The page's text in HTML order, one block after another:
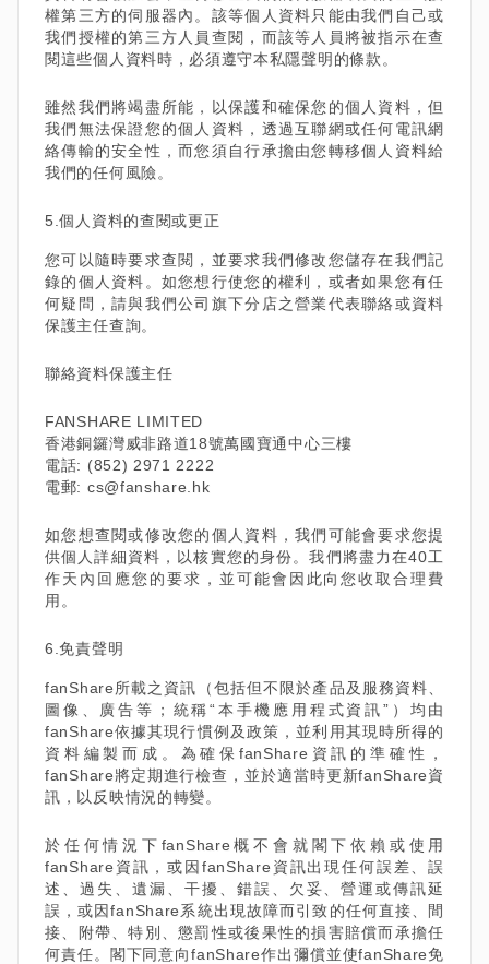
權第三方的伺服器內。該等個人資料只能由我們自己或
我們授權的第三方人員查閱，而該等人員將被指示在查
閱這些個人資料時，必須遵守本私隱聲明的條款。
雖然我們將竭盡所能，以保護和確保您的個人資料，但
我們無法保證您的個人資料，透過互聯網或任何電訊網
絡傳輸的安全性，而您須自行承擔由您轉移個人資料給
我們的任何風險。
5.個人資料的查閱或更正
您可以隨時要求查閱，並要求我們修改您儲存在我們記
錄的個人資料。如您想行使您的權利，或者如果您有任
何疑問，請與我們公司旗下分店之營業代表聯絡或資料
保護主任查詢。
聯絡資料保護主任
FANSHARE LIMITED
香港銅鑼灣威非路道18號萬國寶通中心三樓
電話: (852) 2971 2222
電郵: cs@fanshare.hk
如您想查閱或修改您的個人資料，我們可能會要求您提
供個人詳細資料，以核實您的身份。我們將盡力在40工
作天內回應您的要求，並可能會因此向您收取合理費
用。
6.免責聲明
fanShare所載之資訊（包括但不限於產品及服務資料、
圖像、廣告等；統稱“本手機應用程式資訊”）均由
fanShare依據其現行慣例及政策，並利用其現時所得的
資料編製而成。為確保fanShare資訊的準確性，
fanShare將定期進行檢查，並於適當時更新fanShare資
訊，以反映情況的轉變。
於任何情況下fanShare概不會就閣下依賴或使用
fanShare資訊，或因fanShare資訊出現任何誤差、誤
述、過失、遺漏、干擾、錯誤、欠妥、營運或傳訊延
誤，或因fanShare系統出現故障而引致的任何直接、間
接、附帶、特別、懲罰性或後果性的損害賠償而承擔任
何責任。閣下同意向fanShare作出彌償並使fanShare免